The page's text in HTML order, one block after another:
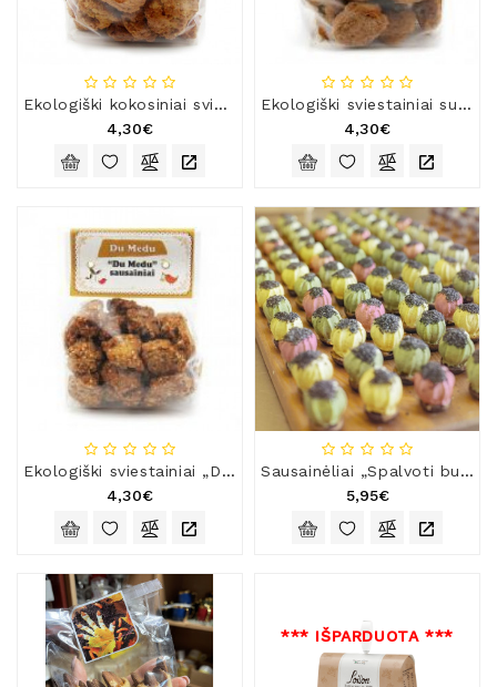
Natūralios
Žvakės
Kvapai
Aliejai
Higienos
Priemonės
Kūdikiams
Pirties
Reikalai
Ekologiški kokosiniai sviestainiai
4,30€
Ekologiški sviestainiai su spanguolėmis
4,30€
Ekologiški sviestainiai „Du Medu“
4,30€
Sausainėliai „Spalvoti budukai“
5,95€
*** IŠPARDUOTA ***